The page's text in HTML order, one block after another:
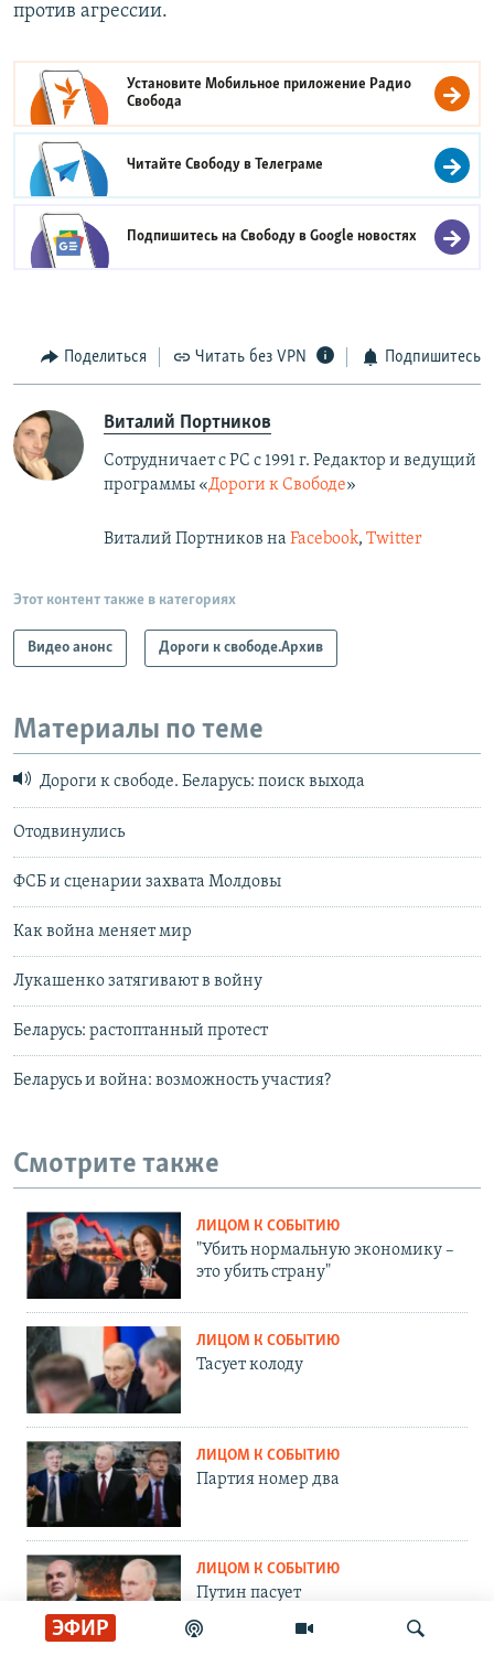
ЭФИР
против агрессии.
Установите Мобильное приложение Радио
Свобода
Читайте Свободу вТелеграме
Подпишитесь на Свободу вGoogle новостях
Поделиться Читать без VPN Подпишитесь
Виталий Портников
Сотрудничает с РС с 1991 г. Редактор и ведущий
программы «Дороги к Свободе»
Виталий Портников на Facebook, Twitter
Этот контент также в категориях
Видео анонс Дороги к свободе.Архив
Материалы по теме
Дороги к свободе. Беларусь: поиск выхода
Отодвинулись
ФСБ и сценарии захвата Молдовы
Как война меняет мир
Лукашенко затягивают в войну
Беларусь: растоптанный протест
Беларусь и война: возможность участия?
Смотрите также
ЛИЦОМ К СОБЫТИЮ
"Убить нормальную экономику –
это убить страну"
ЛИЦОМ К СОБЫТИЮ
Тасует колоду
ЛИЦОМ К СОБЫТИЮ
Партия номер два
ЛИЦОМ К СОБЫТИЮ
Путин пасует